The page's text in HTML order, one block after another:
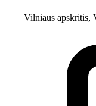
Vilniaus apskritis,